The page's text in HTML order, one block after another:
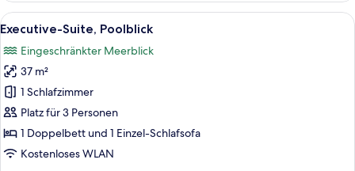
Poolblick
Alle
Fotos
für
Executive-
Suite,
Poolblick
anzeigen
Ein modernes Wohnzimmer mit
4
Executive-Suite, Poolblick
Eingeschränkter Meerblick
37 m²
1 Schlafzimmer
Platz für 3 Personen
1 Doppelbett und 1 Einzel-Schlafsofa
Kostenloses WLAN